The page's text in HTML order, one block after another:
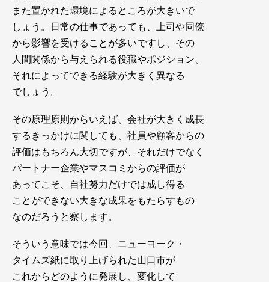
また置かれた環境によるところが大きいで
しょう。日常の仕事であっても、上司や同僚
から影響を受けることが多いですし、その
人間関係から与えられる役職やポジション、
それによってできる経験が大きく異なる
でしょう。
その原理原則からいえば、会社が大きく成長
するきっかけに関しても、社員や顧客からの
評価はもちろん大切ですが、それだけでなく
パートナー企業やマスコミからの評価が
あってこそ、自社努力だけでは成し得る
ことができない大きな成果をもたらすもの
なのだろうと察します。
そういう意味では今回、ニューヨーク・
タイムズ紙に取り上げられた山口市が
これからどのように発展し、変化して